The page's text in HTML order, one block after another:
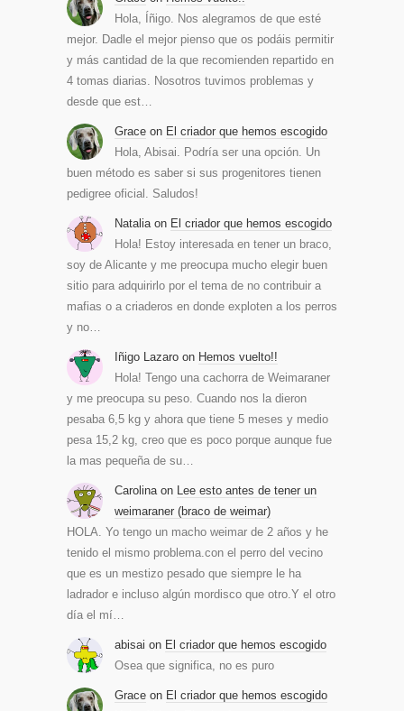
Hola, Íñigo. Nos alegramos de que esté
mejor. Dadle el mejor pienso que os podáis permitir
y más cantidad de la que recomienden repartido en
4 tomas diarias. Nosotros tuvimos problemas y
desde que est…
Grace on El criador que hemos escogido
Hola, Abisai. Podría ser una opción. Un
buen método es saber si sus progenitores tienen
pedigree oficial. Saludos!
Natalia on El criador que hemos escogido
Hola! Estoy interesada en tener un braco,
soy de Alicante y me preocupa mucho elegir buen
sitio para adquirirlo por el tema de no contribuir a
mafias o a criaderos en donde exploten a los perros
y no…
Iñigo Lazaro on Hemos vuelto!!
Hola! Tengo una cachorra de Weimaraner
y me preocupa su peso. Cuando nos la dieron
pesaba 6,5 kg y ahora que tiene 5 meses y medio
pesa 15,2 kg, creo que es poco porque aunque fue
la mas pequeña de su…
Carolina on Lee esto antes de tener un
weimaraner (braco de weimar)
HOLA. Yo tengo un macho weimar de 2 años y he
tenido el mismo problema.con el perro del vecino
que es un mestizo pesado que siempre le ha
ladrador e incluso algún mordisco que otro.Y el otro
día el mí…
abisai on El criador que hemos escogido
Osea que significa, no es puro
Grace on El criador que hemos escogido